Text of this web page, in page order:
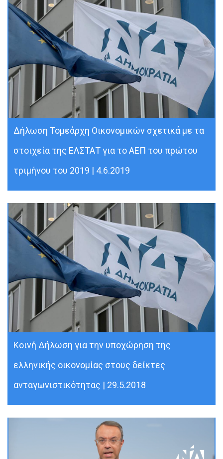
Δήλωση Τομεάρχη Οικονομικών σχετικά με τα
στοιχεία της ΕΛΣΤΑΤ για το ΑΕΠ του πρώτου
τριμήνου του 2019 | 4.6.2019
Κοινή Δήλωση για την υποχώρηση της
ελληνικής οικονομίας στους δείκτες
ανταγωνιστικότητας | 29.5.2018